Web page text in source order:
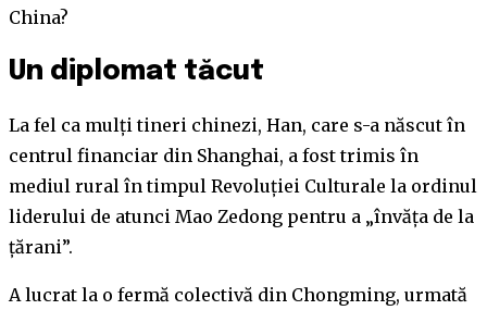
China?
Un diplomat tăcut
La fel ca mulți tineri chinezi, Han, care s-a născut în
centrul financiar din Shanghai, a fost trimis în
mediul rural în timpul Revoluției Culturale la ordinul
liderului de atunci Mao Zedong pentru a „învăța de la
țărani”.
A lucrat la o fermă colectivă din Chongming, urmată